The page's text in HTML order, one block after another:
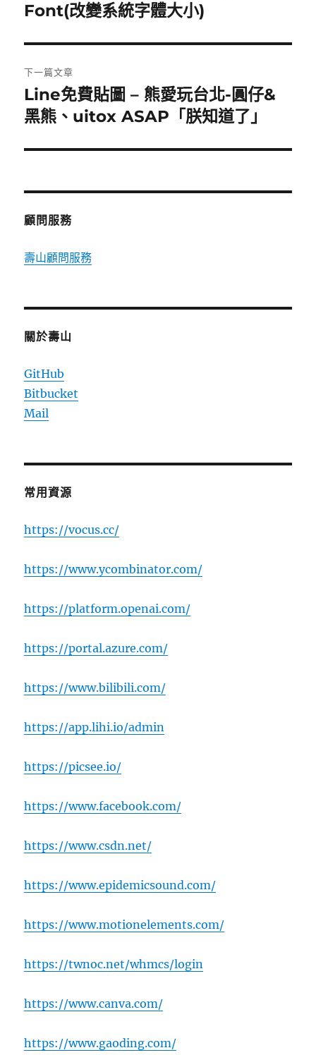
導
覽
一
文
章:
Font(改變系統字體大小)
下一篇文章
下
一
文
Line免費貼圖 – 熊愛玩台北-圓仔&
黑熊、uitox ASAP「朕知道了」
顧問服務
壽山顧問服務
關於壽山
GitHub
Bitbucket
Mail
常用資源
https://vocus.cc/
https://www.ycombinator.com/
https://platform.openai.com/
https://portal.azure.com/
https://www.bilibili.com/
https://app.lihi.io/admin
https://picsee.io/
https://www.facebook.com/
https://www.csdn.net/
https://www.epidemicsound.com/
https://www.motionelements.com/
https://twnoc.net/whmcs/login
https://www.canva.com/
https://www.gaoding.com/